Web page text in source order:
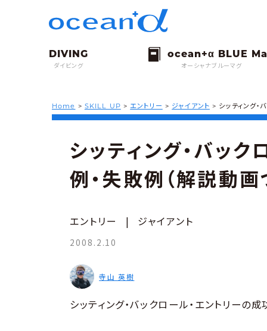
ダイビング オーシャナブルーマグ
Home > SKILL UP > エントリー > ジャイアント > シッティング・
シッティング・バッ
例・失敗例（解説動画
エントリー | ジャイアント
2008.2.10
寺山 英樹
シッティング・バックロール・エントリーの